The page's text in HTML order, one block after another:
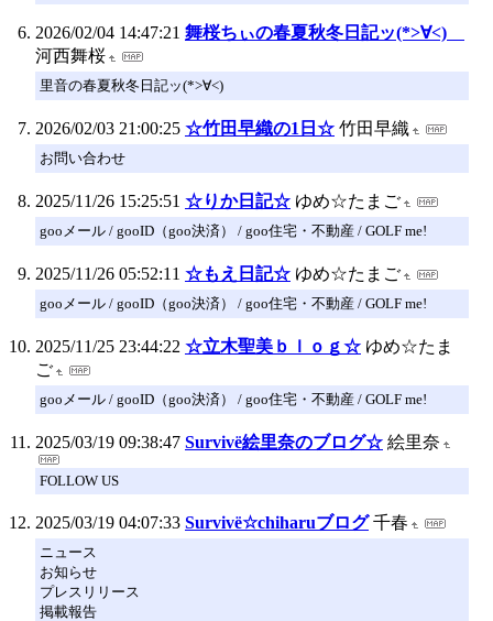
2026/02/04 14:47:21 舞桜ちぃの春夏秋冬日記ッ(*>∀<)ゞ
河西舞桜
里音の春夏秋冬日記ッ(*>∀<)ゞ
2026/02/03 21:00:25 ☆竹田早織の1日☆ 竹田早織
お問い合わせ
2025/11/26 15:25:51 ☆りか日記☆ ゆめ☆たまご
gooメール / gooID（goo決済） / goo住宅・不動産 / GOLF me!
2025/11/26 05:52:11 ☆もえ日記☆ ゆめ☆たまご
gooメール / gooID（goo決済） / goo住宅・不動産 / GOLF me!
2025/11/25 23:44:22 ☆立木聖美ｂｌｏｇ☆ ゆめ☆たま
ご
gooメール / gooID（goo決済） / goo住宅・不動産 / GOLF me!
2025/03/19 09:38:47 Survivё絵里奈のブログ☆ 絵里奈
FOLLOW US
2025/03/19 04:07:33 Survivё☆chiharuブログ 千春
ニュース
お知らせ
プレスリリース
掲載報告